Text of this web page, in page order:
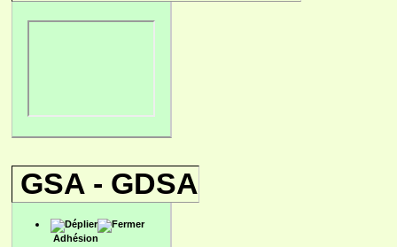
GSA - GDSA
Adhésion